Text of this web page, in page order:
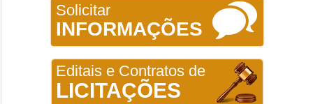
Solicitar
INFORMAÇÕES
Editais e Contratos de
LICITAÇÕES